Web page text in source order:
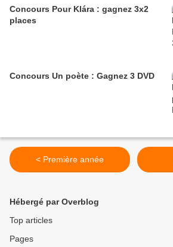
Concours Pour Klára : gagnez 3x2
places
Concours Un poète : Gagnez 3 DVD
< Première année
Hébergé par Overblog
Top articles
Pages